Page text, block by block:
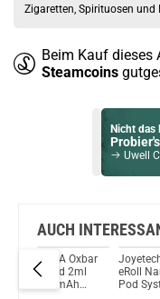
Zigaretten, Spirituosen und
Beim Kauf dieses
Steamcoins
Nicht das
Uwell
OWLA –
Du willst
Schau
YiHi SX Auto
AUCH
OXVA Oxbar
Bipod 2ml
650mAh
eRoll
Pod